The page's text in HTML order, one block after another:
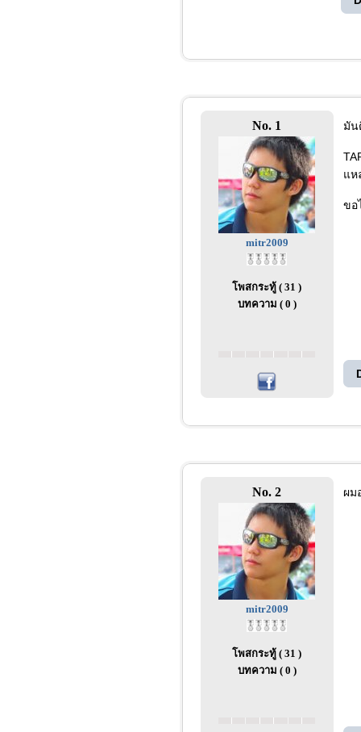
No. 1
mitr2009
โพสกระทู้ ( 31 )
บทความ ( 0 )
มัน
แห
ขอ
No. 2
mitr2009
โพสกระทู้ ( 31 )
บทความ ( 0 )
ผม